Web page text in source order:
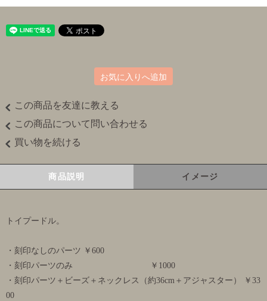
お気に入りへ追加
この商品を友達に教える
この商品について問い合わせる
買い物を続ける
商品説明 イメージ
トイプードル。
・刻印なしのパーツ ￥600
・刻印パーツのみ ￥1000
・刻印パーツ＋ビーズ＋ネックレス（約36cm＋アジャスター） ￥33
00